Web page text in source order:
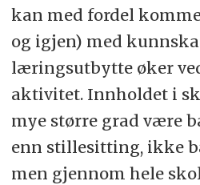
kan med fordel
og igjen) med
læringsutbytte øker
aktivitet. Innholdet i
mye større grad være
enn stillesitting, ikke
men gjennom hele